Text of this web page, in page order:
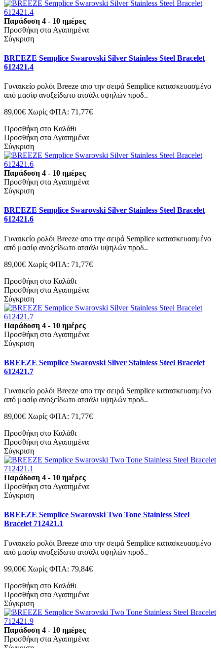
Παράδοση 4 - 10 ημέρες
Προσθήκη στα Αγαπημένα
Σύγκριση
BREEZE Semplice Swarovski Silver Stainless Steel Bracelet
612421.4
Γυναικείο ρολόι Breeze απο την σειρά Semplice κατασκευασμένο
από μασίφ ανοξείδωτο ατσάλι υψηλών προδ..
89,00€ Χωρίς ΦΠΑ: 71,77€
Προσθήκη στο Καλάθι
Προσθήκη στα Αγαπημένα
Σύγκριση
Παράδοση 4 - 10 ημέρες
Προσθήκη στα Αγαπημένα
Σύγκριση
BREEZE Semplice Swarovski Silver Stainless Steel Bracelet
612421.6
Γυναικείο ρολόι Breeze απο την σειρά Semplice κατασκευασμένο
από μασίφ ανοξείδωτο ατσάλι υψηλών προδ..
89,00€ Χωρίς ΦΠΑ: 71,77€
Προσθήκη στο Καλάθι
Προσθήκη στα Αγαπημένα
Σύγκριση
Παράδοση 4 - 10 ημέρες
Προσθήκη στα Αγαπημένα
Σύγκριση
BREEZE Semplice Swarovski Silver Stainless Steel Bracelet
612421.7
Γυναικείο ρολόι Breeze απο την σειρά Semplice κατασκευασμένο
από μασίφ ανοξείδωτο ατσάλι υψηλών προδ..
89,00€ Χωρίς ΦΠΑ: 71,77€
Προσθήκη στο Καλάθι
Προσθήκη στα Αγαπημένα
Σύγκριση
Παράδοση 4 - 10 ημέρες
Προσθήκη στα Αγαπημένα
Σύγκριση
BREEZE Semplice Swarovski Two Tone Stainless Steel
Bracelet 712421.1
Γυναικείο ρολόι Breeze απο την σειρά Semplice κατασκευασμένο
από μασίφ ανοξείδωτο ατσάλι υψηλών προδ..
99,00€ Χωρίς ΦΠΑ: 79,84€
Προσθήκη στο Καλάθι
Προσθήκη στα Αγαπημένα
Σύγκριση
Παράδοση 4 - 10 ημέρες
Προσθήκη στα Αγαπημένα